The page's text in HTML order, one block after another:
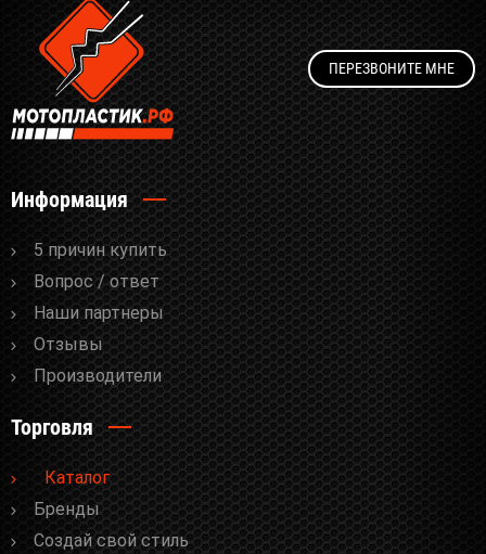
ПЕРЕЗВОНИТЕ МНЕ
Информация
5 причин купить
Вопрос / ответ
Наши партнеры
Отзывы
Производители
Торговля
Каталог
Бренды
Cоздай свой стиль